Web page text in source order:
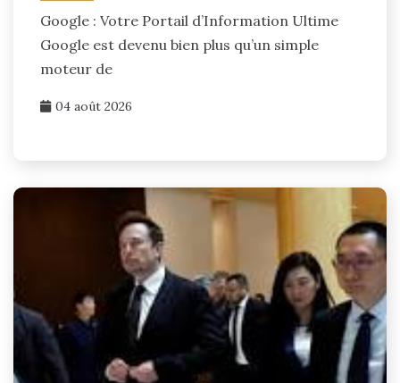
Google : Votre Portail d’Information Ultime
Google est devenu bien plus qu’un simple
moteur de
04 août 2026